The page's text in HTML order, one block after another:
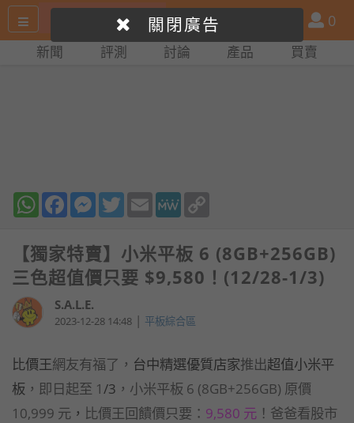
尋
產
品
比
會
員
0
新聞 評測 討論 產品 買賣
WhatsAppFacebookMessenger
TwitterEmail MeWe
【獨家特賣】小米平板 6 (8GB+256GB)
三色超值價只要 $9,580！(12/28-1/3)
S.A.L.E.
2023-12-28 14:48 | 平板綜合區
比價王網友有福了， 台中精選優質店家推出超值小米平
板 ，即日起至 1/3 ，小米平板 6 (8GB+256GB) 原價
10,999 元 ， 比價王回饋價只要： 9,580 元 ！爸爸看股市
關閉廣告